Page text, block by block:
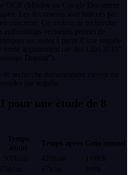
OCR (Mindee ou Google Document
Les documents sont indexés par
concerné. Un moteur de recherche
embeddings vectoriels permet de
secondes à partir d’une requête
vente appartement rue des Lilas 2019”
Dupont”).
de recherche documentaire moyen est
par requête.
pour une étude de 8
Temps
avant
Temps après Gain annuel
500h/an 420h/an
1 080h
375h/an 67h/an
308h